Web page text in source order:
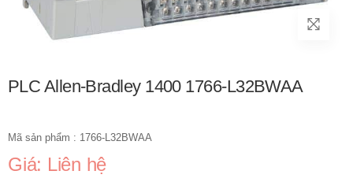
PLC Allen-Bradley 1400 1766-L32BWAA
Mã sản phẩm : 1766-L32BWAA
Giá: Liên hệ